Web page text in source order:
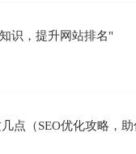
识，提升网站排名"
点（SEO优化攻略，